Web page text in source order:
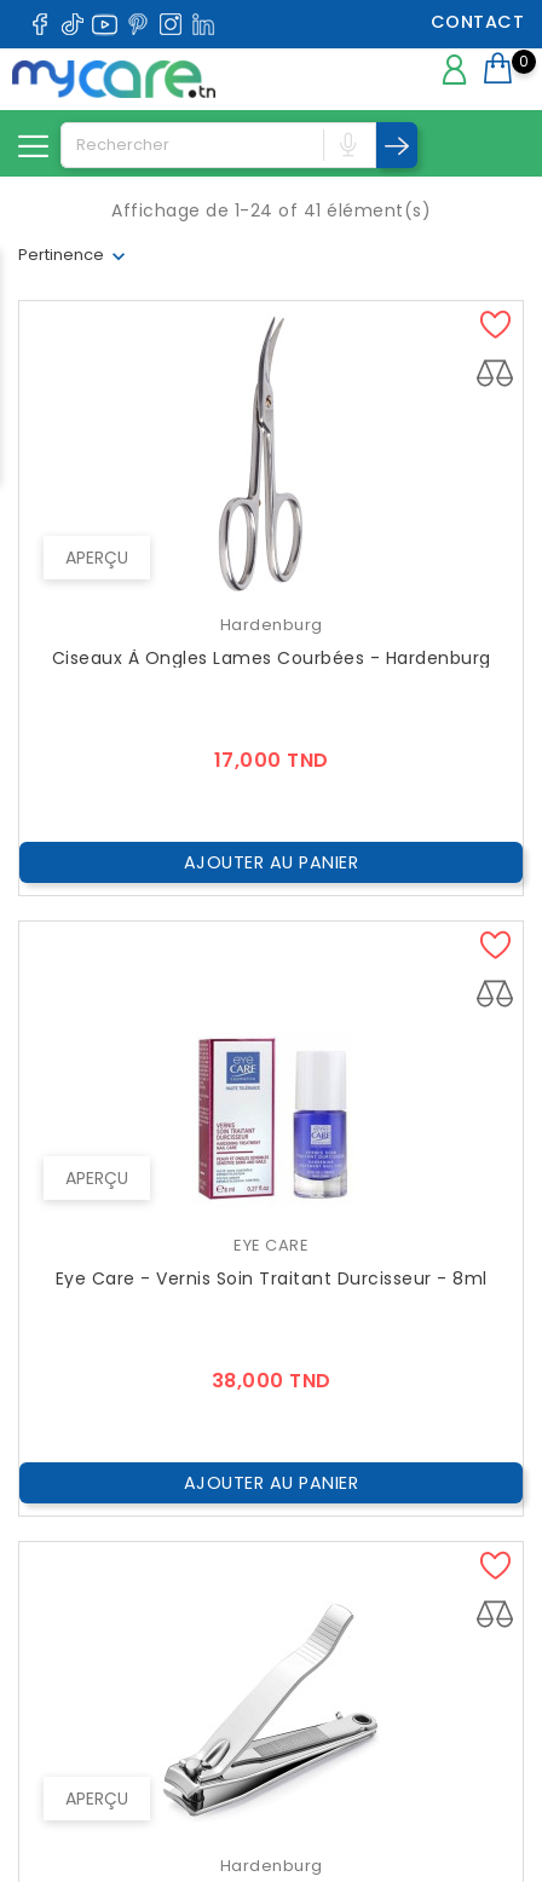
CONTACT
0
Pertinence
Affichage de 1-24 of 41 élément(s)
APERÇU
Hardenburg
Ciseaux À Ongles Lames Courbées - Hardenburg
17,000 TND
AJOUTER AU PANIER
APERÇU
EYE CARE
Eye Care - Vernis Soin Traitant Durcisseur - 8ml
38,000 TND
AJOUTER AU PANIER
APERÇU
Hardenburg